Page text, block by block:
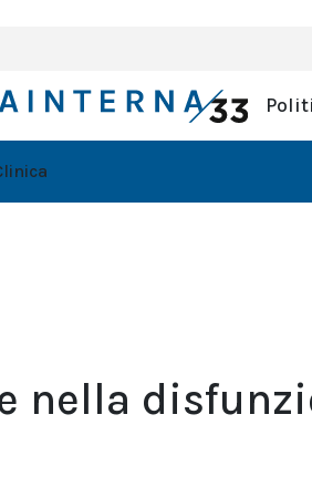
nella